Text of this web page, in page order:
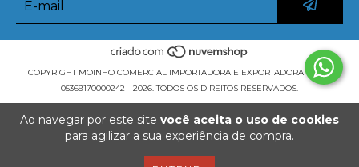
Ao navegar por este site você aceita o uso de cookies
para agilizar a sua experiência de compra.
COPYRIGHT MOINHO COMERCIAL IMPORTADORA E EXPORTADORA LTDA -
05369170000242 - 2026. TODOS OS DIREITOS RESERVADOS.